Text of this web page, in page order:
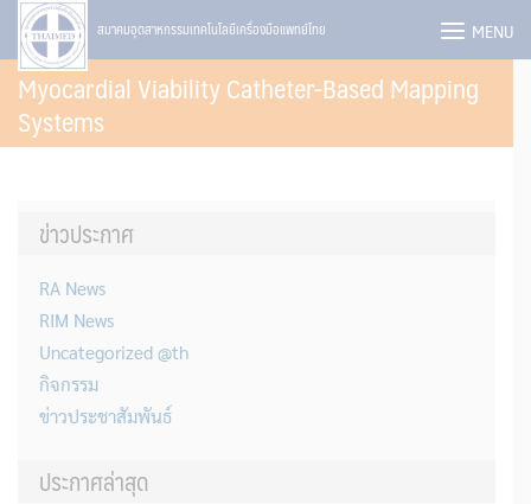
Skip
content
สมาคมอุตสาหกรรมเทคโนโลยีเครื่องมือแพทย์ไทย MENU
Myocardial Viability Catheter-Based Mapping
Systems
ข่าวประกาศ
RA News
RIM News
Uncategorized @th
กิจกรรม
ข่าวประชาสัมพันธ์
ประกาศล่าสุด